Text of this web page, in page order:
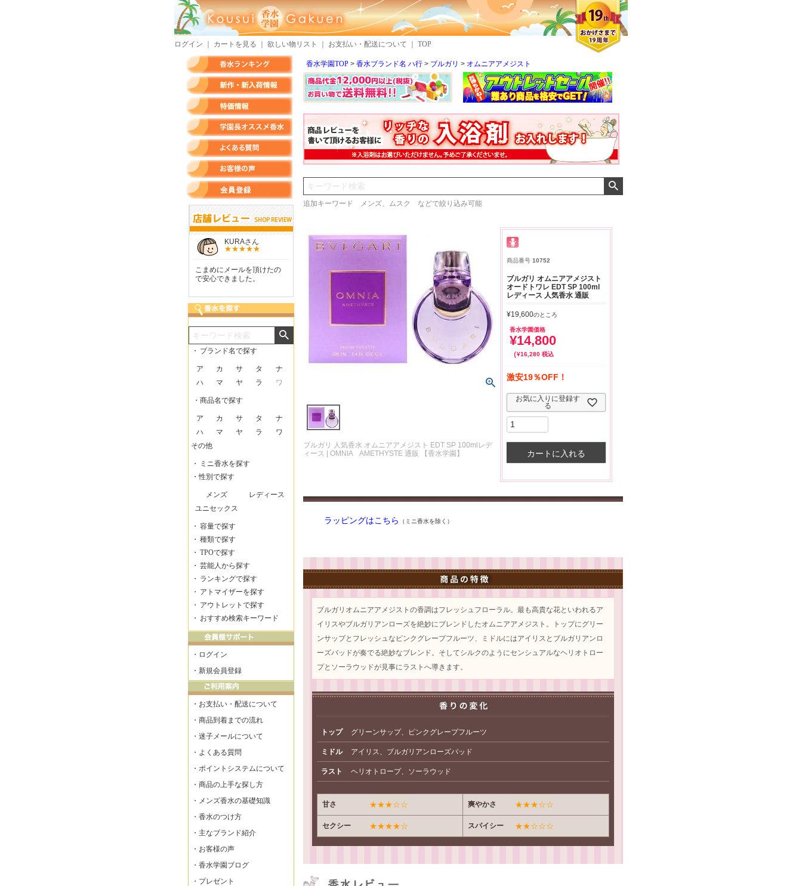
ログイン カートを見る 欲しい物リスト お支払い・配送について TOP
香水学園TOP 香水ブランド名 ハ行 ブルガリ オムニアアメジスト
検索
追加キーワード メンズ、ムスク などで絞り込み可能
ブルガリ 人気香水 オムニアアメジスト EDT SP 100mlレデ
ィース | OMNIA AMETHYSTE 通販 【香水学園】
商品番号 10752
ブルガリ オムニアアメジスト
オードトワレ EDT SP 100ml
レディース 人気香水 通販
¥19,600のところ
香水学園価格
¥14,800
¥16,280 税込
激安19％OFF！
お気に入りに登録す
る
カートに入れる
ラッピングはこちら （ミニ香水を除く）
ブルガリオムニアアメジストの香調はフレッシュフローラル。最も高貴な花といわれるア
イリスやブルガリアンローズを絶妙にブレンドしたオムニアアメジスト。トップにグリー
ンサップとフレッシュなピンクグレープフルーツ、ミドルにはアイリスとブルガリアンロ
ーズバッドが奏でる絶妙なブレンド。そしてシルクのようにセンシュアルなヘリオトロー
プとソーラウッドが見事にラストへ導きます。
トップ グリーンサップ、ピンクグレープフルーツ
ミドル アイリス、ブルガリアンローズバッド
ラスト ヘリオトロープ、ソーラウッド
甘さ ★★★☆☆ 爽やかさ ★★★☆☆
セクシー ★★★★☆ スパイシー ★★☆☆☆
KURAさん
こまめにメールを頂けたの
で安心できました。
しらすさん
商品が早く届いたのでよか
MMさん
好きな香水を、いろいろ少
量試せるところが魅力でし
た。
クロエさん
気持ちよくお取引が出来ま
した。またよろしくお願い
いたします。
した。早速レビューを書き
ました！
・ ブランド名で探す
ア カ サ タ
ナ
ハ
マ ヤ ラ ワ
・商品名で探す
ア カ サ タ
ナ
ハ
マ ヤ ラ
ワ
その他
・
ミニ香水を探す
・性別で探す
メンズ
レディース
ユニセックス
・ 容量で探す
・ 種類で探す
・ TPOで探す
・ 芸能人から探す
・ ランキングで探す
・ アトマイザーを探す
・ アウトレットで探す
・ おすすめ検索キーワード
・ ログイン
・ 新規会員登録
・ お支払い・配送について
・ 商品到着までの流れ
・ 迷子メールについて
・ よくある質問
・ ポイントシステムについて
・ 商品の上手な探し方
・ メンズ香水の基礎知識
・ 香水のつけ方
・ 主なブランド紹介
・ お客様の声
・ 香水学園ブログ
・ プレゼント